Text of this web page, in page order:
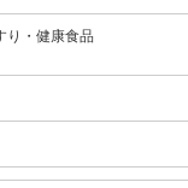
り・健康食品